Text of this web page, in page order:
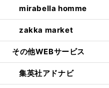
mirabella homme
zakka market
その他WEBサービス
集英社アドナビ